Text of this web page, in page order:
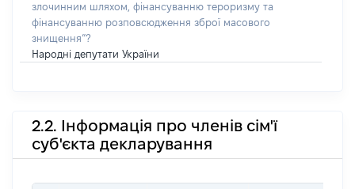
злочинним шляхом, фінансуванню тероризму та
фінансуванню розповсюдження зброї масового
знищення”?
Народні депутати України
2.2. Інформація про членів сім'ї
суб'єкта декларування